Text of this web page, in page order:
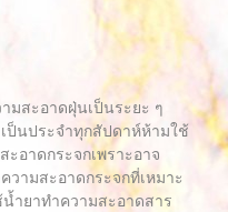
มสะอาดฝุ่นเป็นระยะ ๆ
ป็นประจำทุกสัปดาห์ห้ามใช้
อาดกระจกเพราะอาจ
ามสะอาดกระจกที่เหมาะ
ำยาทำความสะอาดสาร